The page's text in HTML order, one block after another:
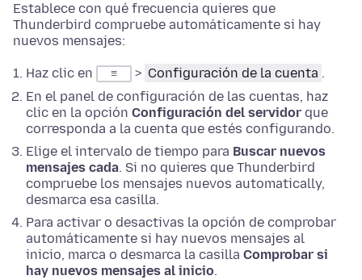
Establece con qué frecuencia quieres que
Thunderbird compruebe automáticamente si hay
nuevos mensajes:
Haz clic en ≡ > Configuración de la cuenta .
En el panel de configuración de las cuentas, haz
clic en la opción Configuración del servidor que
corresponda a la cuenta que estés configurando.
Elige el intervalo de tiempo para Buscar nuevos
mensajes cada. Si no quieres que Thunderbird
compruebe los mensajes nuevos automatically,
desmarca esa casilla.
Para activar o desactivas la opción de comprobar
automáticamente si hay nuevos mensajes al
inicio, marca o desmarca la casilla Comprobar si
hay nuevos mensajes al inicio.